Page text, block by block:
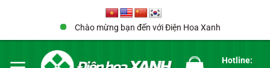
Chào mừng bạn đến với Điện Hoa Xanh
Hotline: